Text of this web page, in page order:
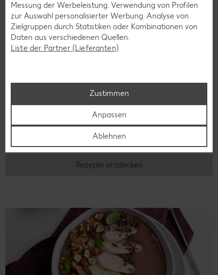
Glutenfreie Rezepte
Wer auf Gluten verzichtet, muss nicht automatisch auf
Vielfalt und Geschmack verzichten. Ob süß oder herzhaft –
mit unseren glutenfreien Rezepten zauberst du dir Gerichte,
die nicht nur verträglich, sondern auch richtig lecker sind.
Rezepte entdecken
Messung der Werbeleistung. Verwendung von Profilen
zur Auswahl personalisierter Werbung. Analyse von
Zielgruppen durch Statistiken oder Kombinationen von
Daten aus verschiedenen Quellen.
Liste der Partner (Lieferanten)
Zustimmen
Anpassen
Ablehnen